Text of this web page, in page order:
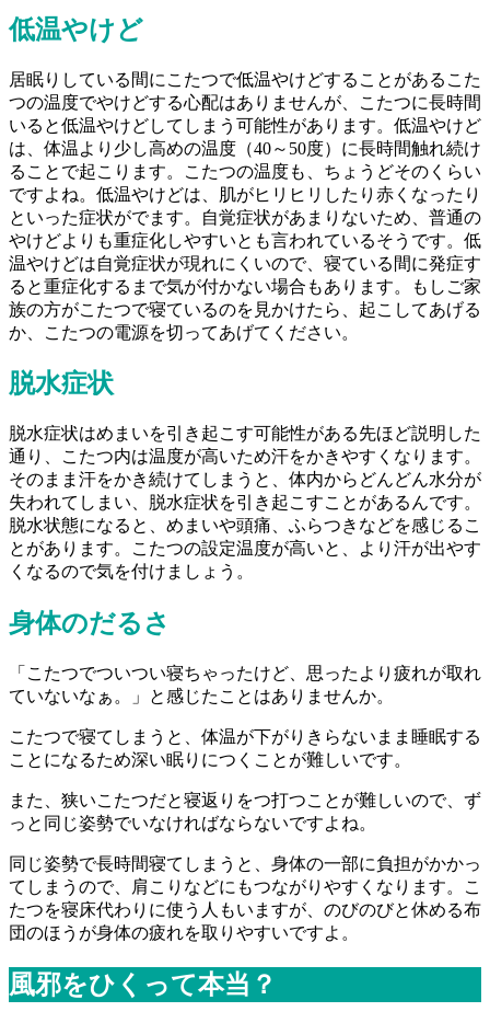
低温やけど
居眠りしている間にこたつで低温やけどすることがあるこた
つの温度でやけどする心配はありませんが、こたつに長時間
いると低温やけどしてしまう可能性があります。低温やけど
は、体温より少し高めの温度（40～50度）に長時間触れ続け
ることで起こります。こたつの温度も、ちょうどそのくらい
ですよね。低温やけどは、肌がヒリヒリしたり赤くなったり
といった症状がでます。自覚症状があまりないため、普通の
やけどよりも重症化しやすいとも言われているそうです。低
温やけどは自覚症状が現れにくいので、寝ている間に発症す
ると重症化するまで気が付かない場合もあります。もしご家
族の方がこたつで寝ているのを見かけたら、起こしてあげる
か、こたつの電源を切ってあげてください。
脱水症状
脱水症状はめまいを引き起こす可能性がある先ほど説明した
通り、こたつ内は温度が高いため汗をかきやすくなります。
そのまま汗をかき続けてしまうと、体内からどんどん水分が
失われてしまい、脱水症状を引き起こすことがあるんです。
脱水状態になると、めまいや頭痛、ふらつきなどを感じるこ
とがあります。こたつの設定温度が高いと、より汗が出やす
くなるので気を付けましょう。
身体のだるさ
「こたつでついつい寝ちゃったけど、思ったより疲れが取れ
ていないなぁ。」と感じたことはありませんか。
こたつで寝てしまうと、体温が下がりきらないまま睡眠する
ことになるため深い眠りにつくことが難しいです。
また、狭いこたつだと寝返りをつ打つことが難しいので、ず
っと同じ姿勢でいなければならないですよね。
同じ姿勢で長時間寝てしまうと、身体の一部に負担がかかっ
てしまうので、肩こりなどにもつながりやすくなります。こ
たつを寝床代わりに使う人もいますが、のびのびと休める布
団のほうが身体の疲れを取りやすいですよ。
風邪をひくって本当？